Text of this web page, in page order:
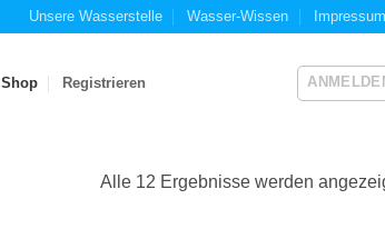
Unsere Wasserstelle Wasser-Wissen Impressum
Shop Registrieren
Alle 12 Ergebnisse werden